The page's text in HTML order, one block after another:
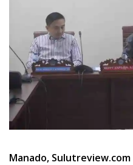
Manado, Sulutreview.com